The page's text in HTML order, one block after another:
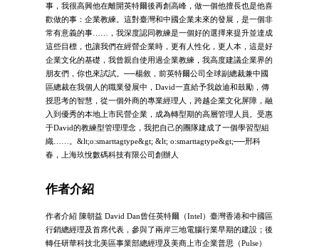
事，我很高興他在離開英特爾後再創高峰，做一個他擅長也是他喜
歡做的事：企業教練。這對臺灣和中國企業未來的發展，是一個非
常有意義的事……，我深度認同教練是一個好的選擇來提升並達成
這些目標，也讓我們在經營企業時，更有人性化，更人本，這是好
企業文化的基礎，我曾親自使用過企業教練，我高度建議企業界的
朋友們，你也來試試。──楊敘，前英特爾公司全球副總裁兼中國
區總裁在我個人的職業發展中，David一直給予我啟迪和鼓勵，傳
授思考的智慧，從一個外商的專業經理人，跨越企業文化屏障，融
入到優秀的本地上市民營企業，成為轉型期的高層管理人員。受惠
于David的教練型管理理念，我把自己的團隊建成了一個學習型組
織……。&lt;o:smarttagtype&gt; &lt; o:smarttagtype&gt;──邢科
春，上海玖悅數碼科技有限公司創辦人
作者介紹
作者介紹 陳朝益 David Dan曾任英特爾（Intel）臺灣香港和中國區
行銷總經理及首席代表，參與了兩岸三地電腦行業早期的建設；後
轉任研華科技北美區事業部總經理及美商上市企業普思（Pulse）